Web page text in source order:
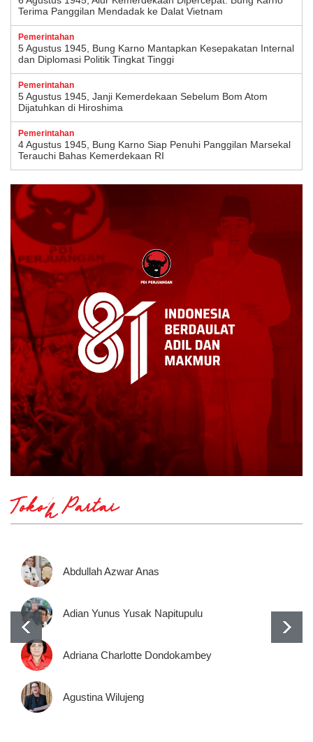
Terima Panggilan Mendadak ke Dalat Vietnam
Pemerintahan
5 Agustus 1945, Bung Karno Mantapkan Kesepakatan Internal
dan Diplomasi Politik Tingkat Tinggi
Pemerintahan
5 Agustus 1945, Janji Kemerdekaan Sebelum Bom Atom
Dijatuhkan di Hiroshima
Pemerintahan
4 Agustus 1945, Bung Karno Siap Penuhi Panggilan Marsekal
Terauchi Bahas Kemerdekaan RI
Tokoh Partai
Abdullah Azwar Anas
Adian Yunus Yusak Napitupulu
Adriana Charlotte Dondokambey
Agustina Wilujeng